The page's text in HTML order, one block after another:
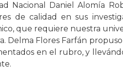
Nacional Daniel Alomía
de calidad en sus
que requiere nuestra
Delma Flores Farfán
en el rubro, y